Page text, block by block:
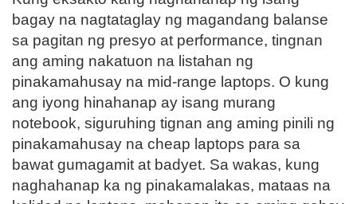
bagay na nagtataglay ng magandang balanse
sa pagitan ng presyo at performance, tingnan
ang aming nakatuon na listahan ng
pinakamahusay na mid-range laptops. O kung
ang iyong hinahanap ay isang murang
notebook, siguruhing tignan ang aming pinili ng
pinakamahusay na cheap laptops para sa
bawat gumagamit at badyet. Sa wakas, kung
naghahanap ka ng pinakamalakas, mataas na